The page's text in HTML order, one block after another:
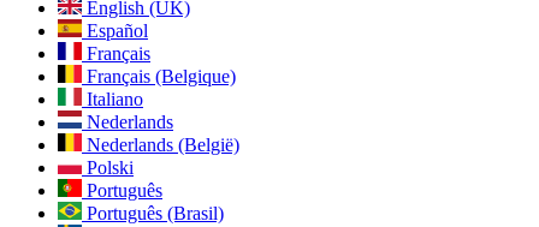
English (UK)
Español
Français
Français (Belgique)
Italiano
Nederlands
Nederlands (België)
Polski
Português
Português (Brasil)